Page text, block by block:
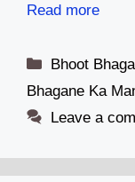
Read more
Categories
Bhoot
Bhagane Ka
Leave a